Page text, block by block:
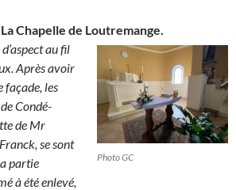
Chapelle de Loutremange.
Photo GC
au fil
Après avoir
façade, les
Condé-
de Mr
se sont
partie
à été enlevé,